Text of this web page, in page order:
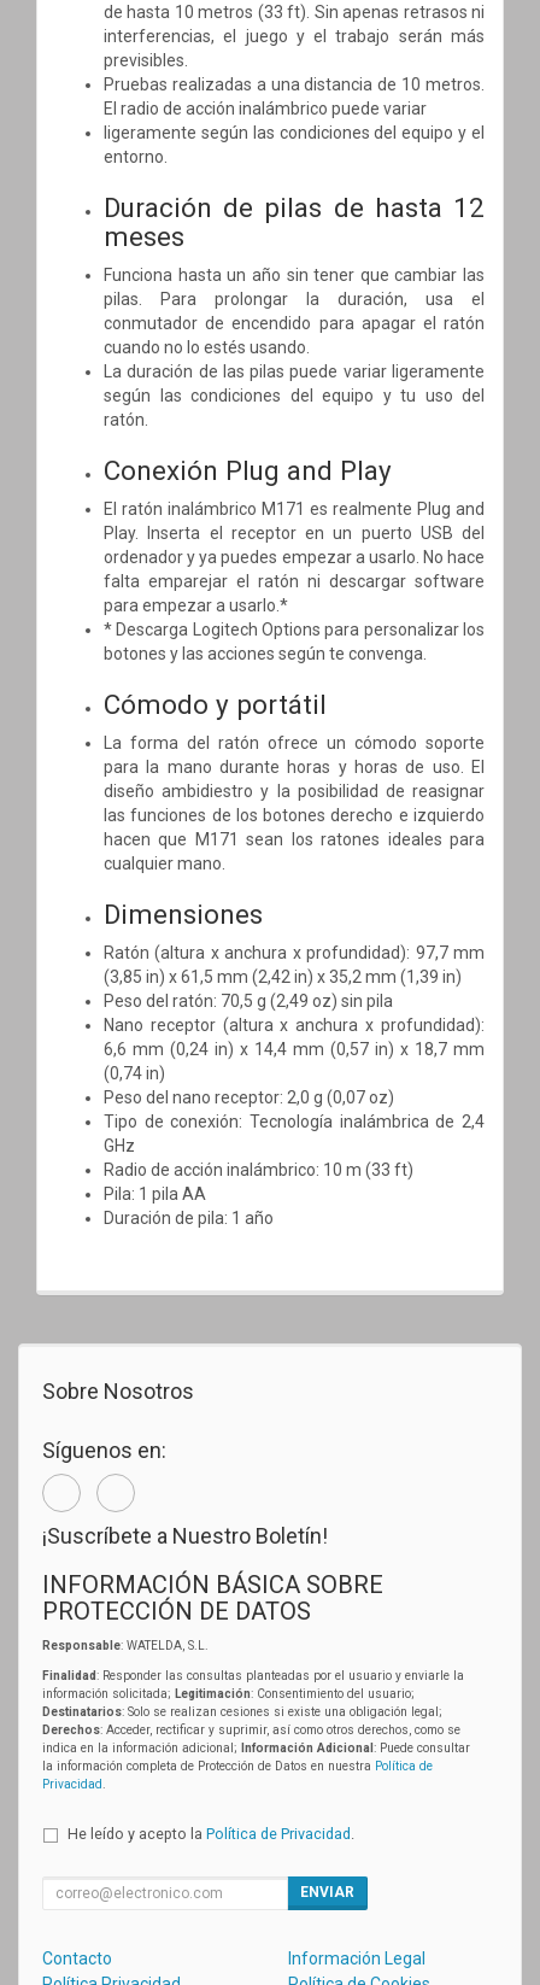
de hasta 10 metros (33 ft). Sin apenas retrasos ni
interferencias, el juego y el trabajo serán más
previsibles.
Pruebas realizadas a una distancia de 10 metros.
El radio de acción inalámbrico puede variar
ligeramente según las condiciones del equipo y el
entorno.
Duración de pilas de hasta 12
meses
Funciona hasta un año sin tener que cambiar las
pilas. Para prolongar la duración, usa el
conmutador de encendido para apagar el ratón
cuando no lo estés usando.
La duración de las pilas puede variar ligeramente
según las condiciones del equipo y tu uso del
ratón.
Conexión Plug and Play
El ratón inalámbrico M171 es realmente Plug and
Play. Inserta el receptor en un puerto USB del
ordenador y ya puedes empezar a usarlo. No hace
falta emparejar el ratón ni descargar software
para empezar a usarlo.*
* Descarga Logitech Options para personalizar los
botones y las acciones según te convenga.
Cómodo y portátil
La forma del ratón ofrece un cómodo soporte
para la mano durante horas y horas de uso. El
diseño ambidiestro y la posibilidad de reasignar
las funciones de los botones derecho e izquierdo
hacen que M171 sean los ratones ideales para
cualquier mano.
Dimensiones
Ratón (altura x anchura x profundidad): 97,7 mm
(3,85 in) x 61,5 mm (2,42 in) x 35,2 mm (1,39 in)
Peso del ratón: 70,5 g (2,49 oz) sin pila
Nano receptor (altura x anchura x profundidad):
6,6 mm (0,24 in) x 14,4 mm (0,57 in) x 18,7 mm
(0,74 in)
Peso del nano receptor: 2,0 g (0,07 oz)
Tipo de conexión: Tecnología inalámbrica de 2,4
GHz
Radio de acción inalámbrico: 10 m (33 ft)
Pila: 1 pila AA
Duración de pila: 1 año
Sobre Nosotros
Síguenos en:
¡Suscríbete a Nuestro Boletín!
INFORMACIÓN BÁSICA SOBRE
PROTECCIÓN DE DATOS
Responsable: WATELDA, S.L.
Finalidad: Responder las consultas planteadas por el usuario y enviarle la
información solicitada; Legitimación: Consentimiento del usuario;
Destinatarios: Solo se realizan cesiones si existe una obligación legal;
Derechos: Acceder, rectificar y suprimir, así como otros derechos, como se
indica en la información adicional;
Información Adicional : Puede consultar
la información completa de Protección de Datos en nuestra Política de
Privacidad
He leído y acepto la Política de Privacidad
ENVIAR
Contacto
Información Legal